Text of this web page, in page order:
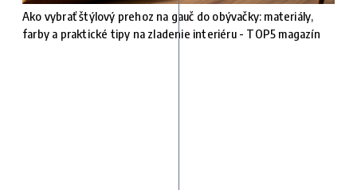
Ako vybrať štýlový prehoz na gauč do obývačky: materiály,
farby a praktické tipy na zladenie interiéru - TOP5 magazín